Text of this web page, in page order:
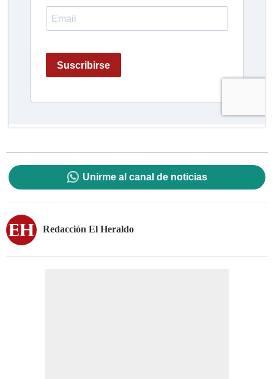
Unirme al canal de noticias
Redacción El Heraldo